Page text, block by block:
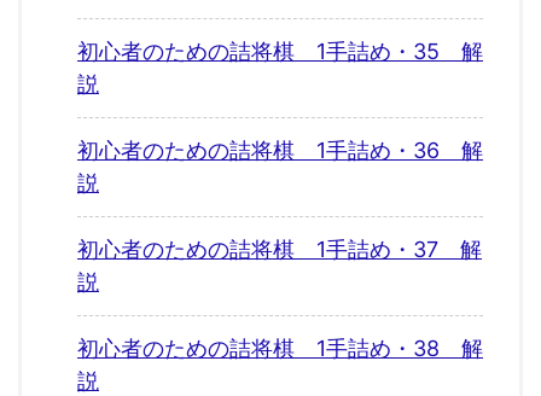
初心者のための詰将棋 1手詰め・35 解
説
初心者のための詰将棋 1手詰め・36 解
説
初心者のための詰将棋 1手詰め・37 解
説
初心者のための詰将棋 1手詰め・38 解
説